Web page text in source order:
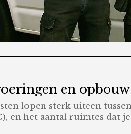
en
lopen sterk uiteen
en het aantal ruimtes dat